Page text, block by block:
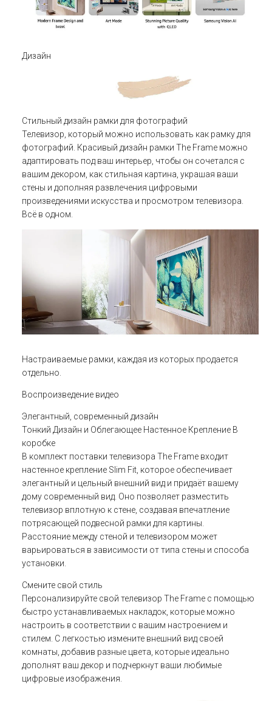
Дизайн
Стильный дизайн рамки для фотографий
Телевизор, который можно использовать как рамку для
фотографий. Красивый дизайн рамки The Frame можно
адаптировать под ваш интерьер, чтобы он сочетался с
вашим декором, как стильная картина, украшая ваши
стены и дополняя развлечения цифровыми
произведениями искусства и просмотром телевизора.
Всё в одном.
Настраиваемые рамки, каждая из которых продается
отдельно.
Воспроизведение видео
Элегантный, современный дизайн
Тонкий Дизайн и Облегающее Настенное Крепление В
коробке
В комплект поставки телевизора The Frame входит
настенное крепление Slim Fit, которое обеспечивает
элегантный и цельный внешний вид и придаёт вашему
дому современный вид. Оно позволяет разместить
телевизор вплотную к стене, создавая впечатление
потрясающей подвесной рамки для картины.
Расстояние между стеной и телевизором может
варьироваться в зависимости от типа стены и способа
установки.
Смените свой стиль
Персонализируйте свой телевизор The Frame с помощью
быстро устанавливаемых накладок, которые можно
настроить в соответствии с вашим настроением и
стилем. С легкостью измените внешний вид своей
комнаты, добавив разные цвета, которые идеально
дополнят ваш декор и подчеркнут ваши любимые
цифровые изображения.